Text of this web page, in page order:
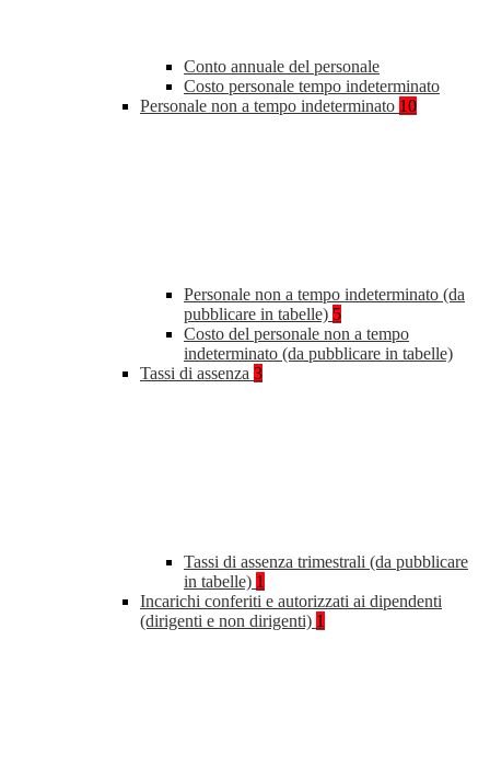
Conto annuale del personale
Costo personale tempo indeterminato
Personale non a tempo indeterminato 10
Personale non a tempo indeterminato (da
pubblicare in tabelle) 5
Costo del personale non a tempo
indeterminato (da pubblicare in tabelle)
Tassi di assenza 3
Tassi di assenza trimestrali (da pubblicare
in tabelle) 1
Incarichi conferiti e autorizzati ai dipendenti
(dirigenti e non dirigenti) 1